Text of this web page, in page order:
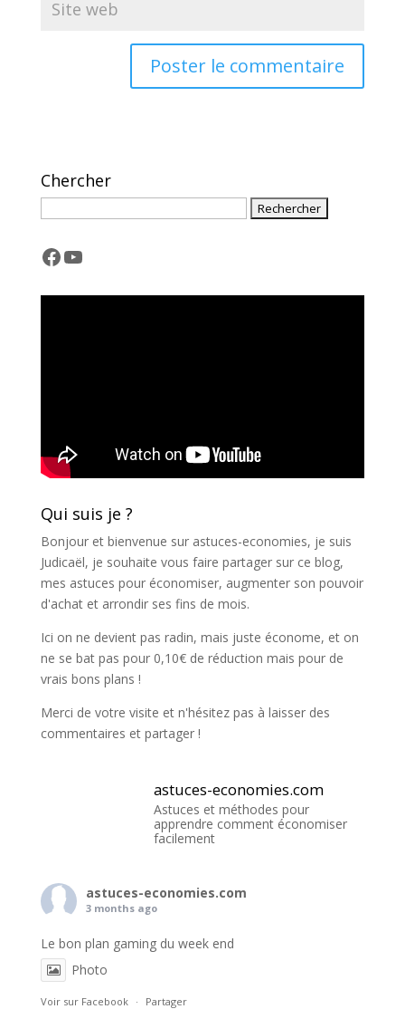
r
n
a
i
Chercher
Facebook
YouTube
Qui suis je ?
Bonjour et bienvenue sur astuces-economies, je suis
Judicaël, je souhaite vous faire partager sur ce blog,
mes astuces pour économiser, augmenter son pouvoir
d'achat et arrondir ses fins de mois.
Ici on ne devient pas radin, mais juste économe, et on
ne se bat pas pour 0,10€ de réduction mais pour de
vrais bons plans !
Merci de votre visite et n'hésitez pas à laisser des
commentaires et partager !
astuces-economies.com
Astuces et méthodes pour
apprendre comment économiser
facilement
astuces-economies.com
3 months ago
Le bon plan gaming du week end
Photo
Voir sur Facebook · Partager